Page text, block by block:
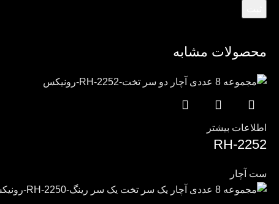
محصولات مشابه
اطلاعات بیشتر
RH-2252
ست آچار